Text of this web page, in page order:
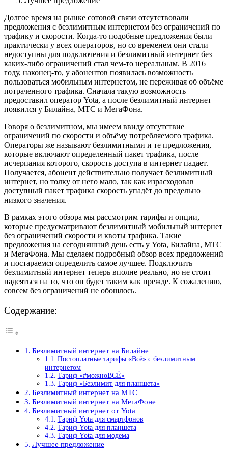
Долгое время на рынке сотовой связи отсутствовали
предложения с безлимитным интернетом без ограничений по
трафику и скорости. Когда-то подобные предложения были
практически у всех операторов, но со временем они стали
недоступны для подключения и безлимитный интернет без
каких-либо ограничений стал чем-то нереальным. В 2016
году, наконец-то, у абонентов появилась возможность
пользоваться мобильным интернетом, не переживая об объёме
потраченного трафика. Сначала такую возможность
предоставил оператор Yota, а после безлимитный интернет
появился у Билайна, МТС и МегаФона.
Говоря о безлимитном, мы имеем ввиду отсутствие
ограничений по скорости и объёму потребляемого трафика.
Операторы же называют безлимитными и те предложения,
которые включают определенный пакет трафика, после
исчерпания которого, скорость доступа в интернет падает.
Получается, абонент действительно получает безлимитный
интернет, но толку от него мало, так как израсходовав
доступный пакет трафика скорость упадёт до предельно
низкого значения.
В рамках этого обзора мы рассмотрим тарифы и опции,
которые предусматривают безлимитный мобильный интернет
без ограничений скорости и квоты трафика. Такие
предложения на сегодняшний день есть у Yota, Билайна, МТС
и МегаФона. Мы сделаем подробный обзор всех предложений
и постараемся определить самое лучшее. Подключить
безлимитный интернет теперь вполне реально, но не стоит
надеяться на то, что он будет таким как прежде. К сожалению,
совсем без ограничений не обошлось.
Содержание:
Безлимитный интернет на Билайне
Постоплатные тарифы «Всё» с безлимитным
интернетом
Тариф «#можноВСЁ»
Тариф «Безлимит для планшета»
Безлимитный интернет на МТС
Безлимитный интернет на МегаФоне
Безлимитный интернет от Yota
Тариф Yota для смартфонов
Тариф Yota для планшета
Тариф Yota для модема
Лучшее предложение